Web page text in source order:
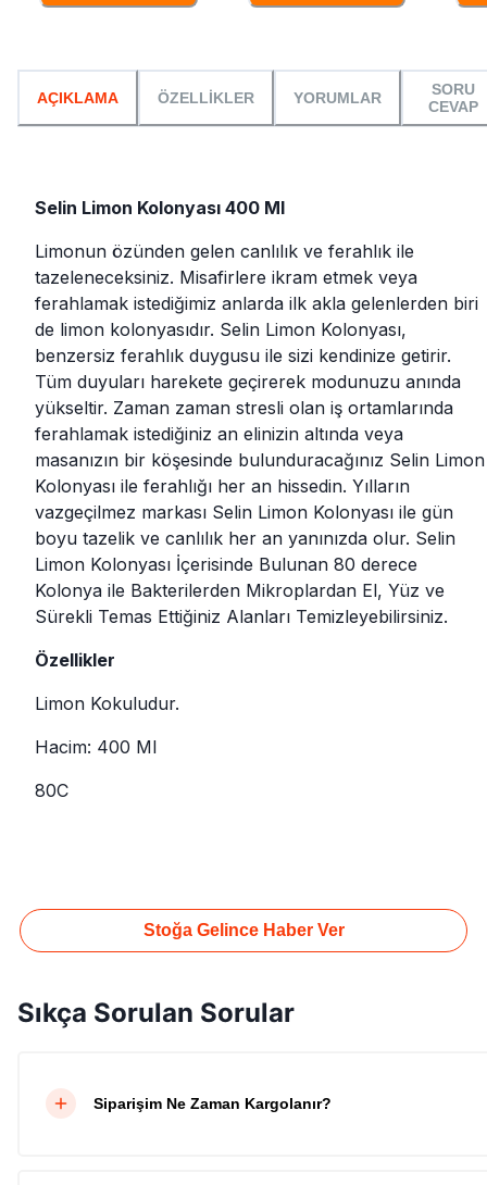
AÇIKLAMA ÖZELLİKLER YORUMLAR
SORU
CEVAP
Selin Limon Kolonyası 400 Ml
Limonun özünden gelen canlılık ve ferahlık ile
tazeleneceksiniz. Misafirlere ikram etmek veya
ferahlamak istediğimiz anlarda ilk akla gelenlerden biri
de limon kolonyasıdır. Selin Limon Kolonyası,
benzersiz ferahlık duygusu ile sizi kendinize getirir.
Tüm duyuları harekete geçirerek modunuzu anında
yükseltir. Zaman zaman stresli olan iş ortamlarında
ferahlamak istediğiniz an elinizin altında veya
masanızın bir köşesinde bulunduracağınız Selin Limon
Kolonyası ile ferahlığı her an hissedin. Yılların
vazgeçilmez markası Selin Limon Kolonyası ile gün
boyu tazelik ve canlılık her an yanınızda olur. Selin
Limon Kolonyası İçerisinde Bulunan 80 derece
Kolonya ile Bakterilerden Mikroplardan El, Yüz ve
Sürekli Temas Ettiğiniz Alanları Temizleyebilirsiniz.
Özellikler
Limon Kokuludur.
Hacim: 400 Ml
80C
Stoğa Gelince Haber Ver
Sıkça Sorulan Sorular
Siparişim Ne Zaman Kargolanır?